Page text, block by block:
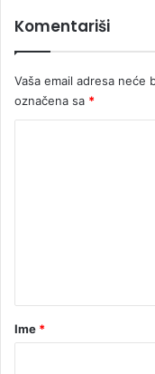
K
M
Komentariši
Vaša email adresa neće
označena sa *
rIme *